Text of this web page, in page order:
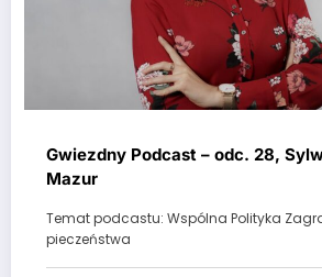
Gwiezdny Podcast – odc. 28,
Mazur
Temat podcastu: Wspólna Polityka
pieczeństwa